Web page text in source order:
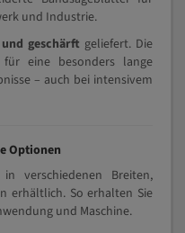
und Industrie.
geschärft geliefert. Die
für eine besonders lange
– auch bei intensivem
Optionen
verschiedenen Breiten,
erhältlich. So erhalten Sie
und Maschine.